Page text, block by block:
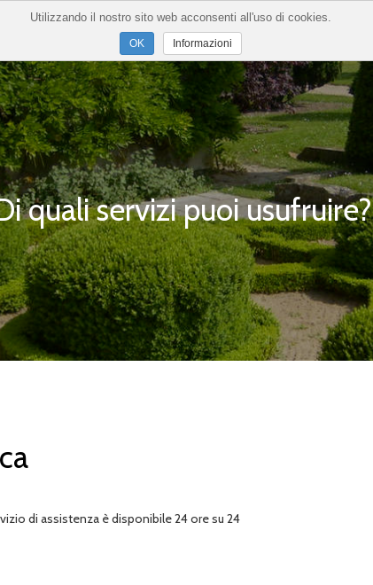
quali servizi puoi usufruire?
di assistenza è disponibile 24 ore su 24
Utilizzando il nostro sito web acconsenti all'uso di cookies.
Informazioni